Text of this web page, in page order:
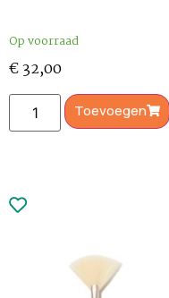
Op voorraad
€32,00
Toevoegen